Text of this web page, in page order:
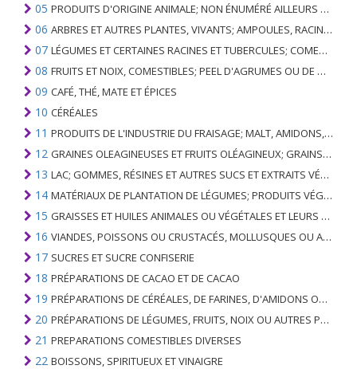
05 PRODUITS D'ORIGINE ANIMALE; NON ÉNUMÉRÉ AILLEURS OU INCLUS
06 ARBRES ET AUTRES PLANTES, VIVANTS; AMPOULES, RACINES ET ANALOGUES; FLEURS COUPEES ET FEUILLAGE ORNEMENTAL
07 LÉGUMES ET CERTAINES RACINES ET TUBERCULES; COMESTIBLE
08 FRUITS ET NOIX, COMESTIBLES; PEEL D'AGRUMES OU DE MELONS
09 CAFÉ, THÉ, MATE ET ÉPICES
10 CÉRÉALES
11 PRODUITS DE L'INDUSTRIE DU FRAISAGE; MALT, AMIDONS, INULINE, GLUTEN DE BLÉ
12 GRAINES OLEAGINEUSES ET FRUITS OLÉAGINEUX; GRAINS DIVERS, GRAINES ET FRUITS, PLANTES INDUSTRIELLES OU MÉDICINALES; PAILLE ET FOURRAGE
13 LAC; GOMMES, RÉSINES ET AUTRES SUCS ET EXTRAITS VÉGÉTAUX
14 MATÉRIAUX DE PLANTATION DE LÉGUMES; PRODUITS VÉGÉTAUX NON DÉNOMMÉS NI COMPRIS AILLEURS
15 GRAISSES ET HUILES ANIMALES OU VÉGÉTALES ET LEURS PRODUITS DE CLIVAGE; GRAISSES ANIMALES PRÉPARÉES; CIRES ANIMALES OU VÉGÉTALES
16 VIANDES, POISSONS OU CRUSTACÉS, MOLLUSQUES OU AUTRES INVERTÉBRÉS AQUATIQUES; PRÉPARATIONS DE CELLES-CI
17 SUCRES ET SUCRE CONFISERIE
18 PRÉPARATIONS DE CACAO ET DE CACAO
19 PRÉPARATIONS DE CÉRÉALES, DE FARINES, D'AMIDONS OU DE LAIT; PRODUITS DE PATISSERIE
20 PRÉPARATIONS DE LÉGUMES, FRUITS, NOIX OU AUTRES PARTIES DE PLANTES
21 PREPARATIONS COMESTIBLES DIVERSES
22 BOISSONS, SPIRITUEUX ET VINAIGRE